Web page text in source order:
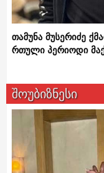
თამუნა მუსერიძე
რთული პერიოდი
შოუბიზნესი